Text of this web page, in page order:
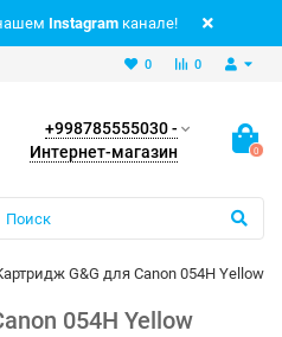
Instagram канале!
0
0
+998785555030 -
Интернет-магазин
0
G&G для Canon 054H Yellow
054H Yellow